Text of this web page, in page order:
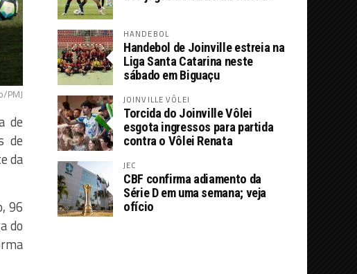
PMJ
de
de
da
96
do
HANDEBOL
Handebol de Joinville estreia na
Liga Santa Catarina neste
sábado em Biguaçu
JOINVILLE VÔLEI
Torcida do Joinville Vôlei
esgota ingressos para partida
contra o Vôlei Renata
JEC
CBF confirma adiamento da
Série D em uma semana; veja
ofício